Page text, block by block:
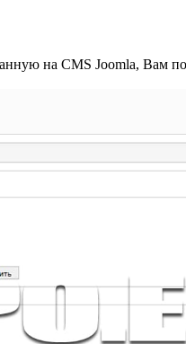
на CMS Joomla, Вам